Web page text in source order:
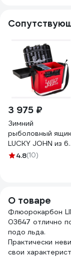
3 975 ₽
Зимний
рыболовный ящик
LUCKY JOHN из 6-
ти частей LJ2050
4.8(10)
О товаре
Флюорокарбон
03647 отлично
подо льда.
Практически
свои